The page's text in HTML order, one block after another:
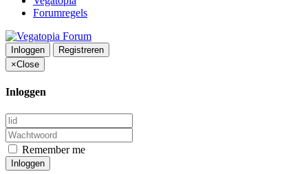
Forumregels
Inloggen
Registreren
×Close
Inloggen
Remember me
Inloggen